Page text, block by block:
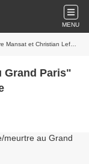
MENU
et Christian Lefèvre
Grand Paris"